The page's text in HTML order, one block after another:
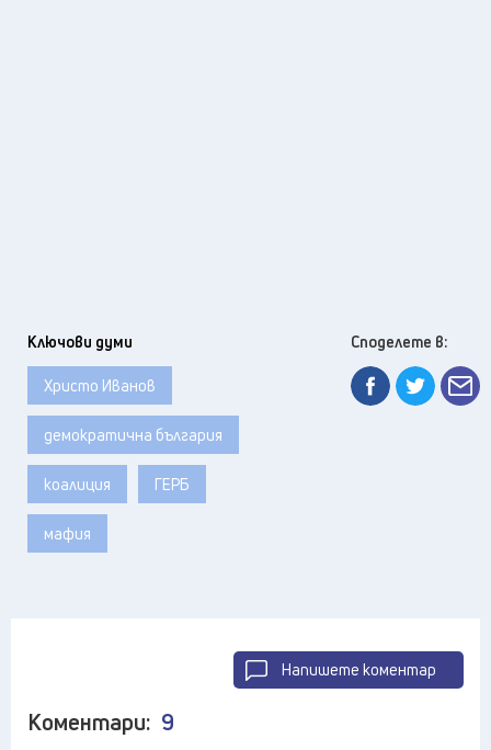
Ключови думи
Христо Иванов
демократична българия
коалиция ГЕРБ
мафия
Споделете в:
Напишете коментар
Коментари: 9